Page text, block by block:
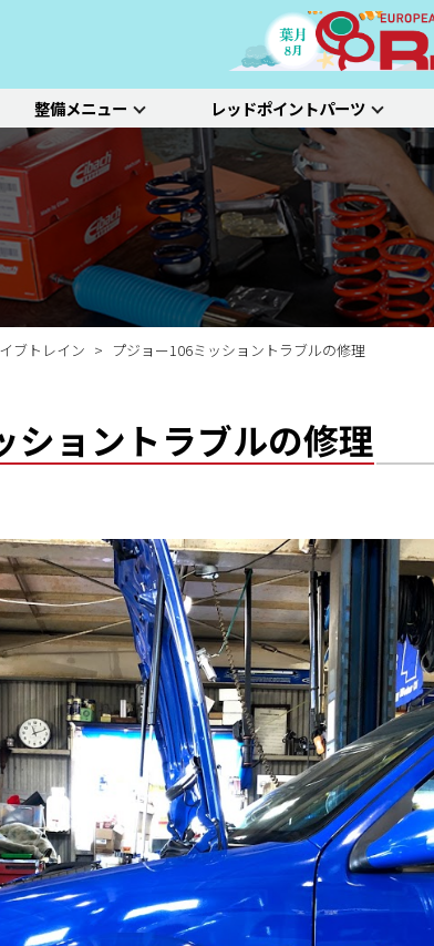
整備メニュー
本整備一覧
（先進運転支援システム）診断 SDL診断
コン整備
タイヤ整備
診点検・セットメニュー
点検 ステージ1／ベーシック
ージ2／ステージ3 車種別価格表
レッドポイントパーツ
種別選択
ー プジョー シトロエン/
能別選択
ンジン/駆動系 吸排気系
イール/タイヤ
エクステリア
販売・整備 特選中古車
他サービス
ブトレイン プジョー106ミッショントラブルの修理
ショントラブルの修理